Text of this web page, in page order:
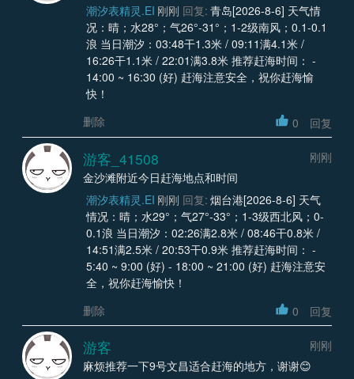
潮汐表精灵.EI 刚刚 回复: 青岛[2026-8-6] 天气情
况：晴；水28°；气26°-31°；1-2级南风；0.1-0.1
浪 当日潮汐：03:48干1.3米 / 09:11满4.1米 /
16:26干1.1米 / 22:01满3.8米 推荐赶海时间： -
14:00 ~ 16:30 (好) 赶海注意安全，祝你赶海愉
快！
删除
0 回复
游客_41508
刚刚
金沙滩附近今日赶海地点和时间
潮汐表精灵.EI 刚刚 回复: 烟台港[2026-8-6] 天气
情况：晴；水29°；气27°-33°；1-3级西北风；0-
0.1浪 当日潮汐：02:26满2.8米 / 08:46干0.8米 /
14:51满2.5米 / 20:53干0.9米 推荐赶海时间： -
5:40 ~ 9:00 (好) - 18:00 ~ 21:00 (好) 赶海注意安
全，祝你赶海愉快！
删除
0 回复
游客
刚刚
麻烦推荐一下9号文昌适合赶海的地方，谢谢😊